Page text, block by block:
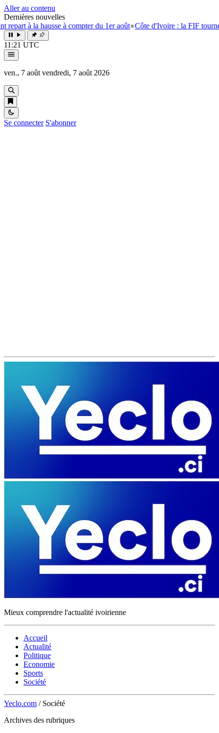
Aller au contenu
Dernières nouvelles
à compter du 1er août●Côte d'Ivoire : la FIF tourne la page
11:21 UTC
ven., 7 août vendredi, 7 août 2026
Se connecter S'abonner
Mieux comprendre l'actualité ivoirienne
Accueil
Actualité
Politique
Economie
Sports
Société
Yeclo.com / Société
Archives des rubriques